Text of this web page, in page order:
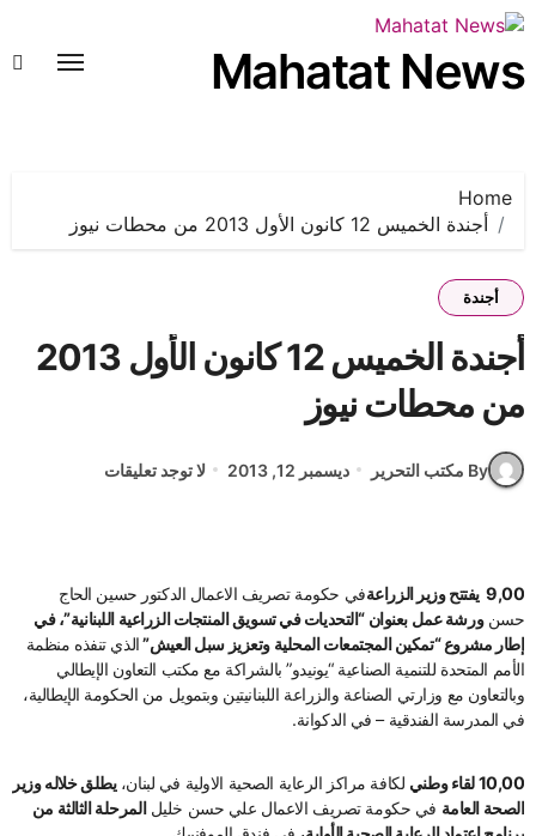
التجاوز
إلى
المحتوى
Mahatat News
Home
أجندة الخميس 12 كانون الأول 2013 من محطات نيوز
أجندة
أجندة الخميس 12 كانون الأول 2013
من محطات نيوز
By مكتب التحرير ديسمبر 12, 2013 لا توجد تعليقات
9,00 يفتتح وزير الزراعة
في حكومة تصريف الاعمال الدكتور حسين الحاج
حسنورشة عمل بعنوان “التحديات في تسويق المنتجات الزراعية اللبنانية”، في
إطار مشروع “تمكين المجتمعات المحلية وتعزيز سبل العيش”الذي تنفذه منظمة
الأمم المتحدة للتنمية الصناعية “يونيدو” بالشراكة مع مكتب التعاون الإيطالي
وبالتعاون مع وزارتي الصناعة والزراعة اللبنانيتين وبتمويل من الحكومة الإيطالية،
في المدرسة الفندقية – في الدكوانة.
10,00 لقاء وطني لكافة مراكز الرعاية الصحية الاولية في لبنان،يطلق خلاله وزير
الصحة العامة في حكومة تصريف الاعمال علي حسن خليلالمرحلة الثالثة من